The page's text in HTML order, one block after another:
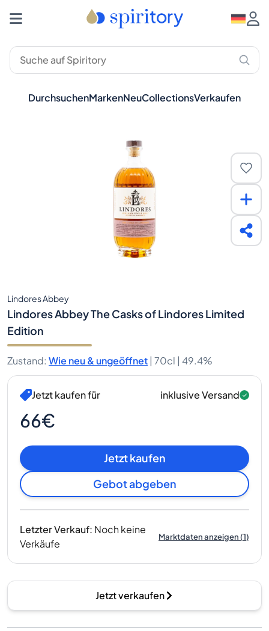
DurchsuchenMarkenNeuCollectionsVerkaufen
Lindores Abbey
Lindores Abbey The Casks of Lindores Limited
Edition
Zustand: Wie neu & ungeöffnet | 70cl | 49.4%
Jetzt kaufen für
66€
inklusive Versand
Jetzt kaufen
Gebot abgeben
Letzter Verkauf: Noch keine
Verkäufe
Marktdaten anzeigen(1)
Jetzt verkaufen